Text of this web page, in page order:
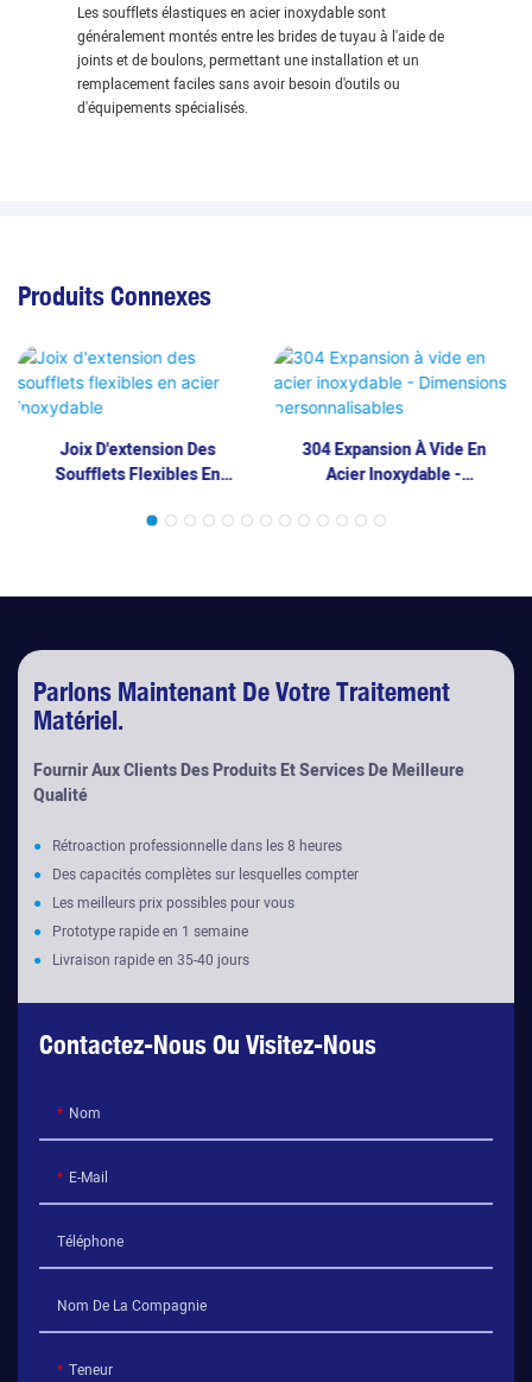
Les soufflets élastiques en acier inoxydable sont
généralement montés entre les brides de tuyau à l'aide de
joints et de boulons, permettant une installation et un
remplacement faciles sans avoir besoin d'outils ou
d'équipements spécialisés.
Produits Connexes
Joix D'extension Des
Soufflets Flexibles En
304 Expansion À Vide En
Acier Inoxydable -
Personnalisables
Parlons Maintenant De Votre Traitement
Matériel.
Fournir Aux Clients Des Produits Et Services De Meilleure
Qualité
● Rétroaction professionnelle dans les 8 heures
● Des capacités complètes sur lesquelles compter
● Les meilleurs prix possibles pour vous
● Prototype rapide en 1 semaine
● Livraison rapide en 35-40 jours
Contactez-Nous Ou Visitez-Nous
Nom
E-Mail
Téléphone
Nom De La Compagnie
Teneur